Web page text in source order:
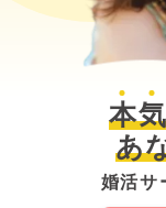
本
あ
婚活サ